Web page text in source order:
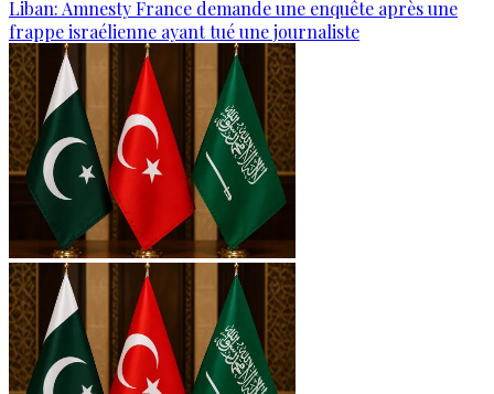
Liban: Amnesty France demande une enquête après une
frappe israélienne ayant tué une journaliste